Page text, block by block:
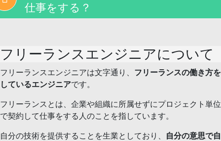
仕事をする？
フリーランスエンジニアについて
フリーランスエンジニアは文字通り、 フリーランスの働き方を
しているエンジニアです。
フリーランスとは、企業や組織に所属せずにプロジェクト単位
で契約して仕事をする人のことを指しています。
自分の技術を提供することを生業としており、 自分の意思で自